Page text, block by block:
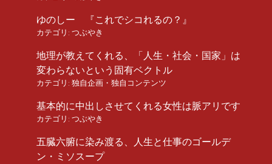
ゆのしー 『これでシコれるの？』
カテゴリ: つぶやき
地理が教えてくれる、「人生・社会・国家」は
変わらないという固有ベクトル
カテゴリ: 独自企画・独自コンテンツ
基本的に中出しさせてくれる女性は脈アリです
カテゴリ: つぶやき
五臓六腑に染み渡る、人生と仕事のゴールデ
ン・ミソスープ